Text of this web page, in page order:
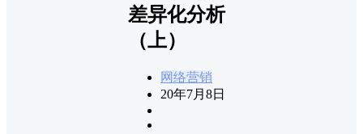
差异化分析
（上）
网络营销
20年7月8日